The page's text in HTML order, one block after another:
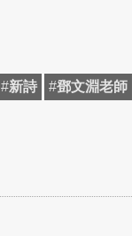
#新詩 #鄧文淵老師